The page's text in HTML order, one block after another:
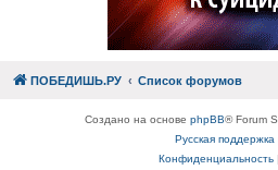
ПОБЕДИШЬ.РУ Список форумов
Создано на основе phpBB® Forum
Русская поддержка
Конфиденциальность|